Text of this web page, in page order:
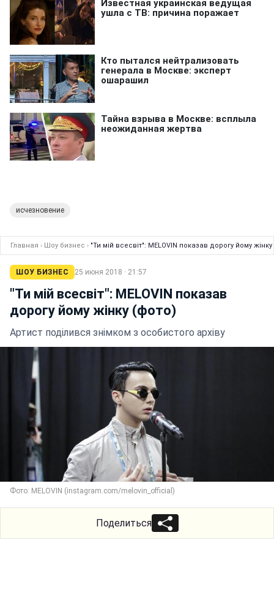
исчезновение
Главная › Шоу бизнес › "Ти мій всесвіт": MELOVIN показав дорогу йому
ШОУ БИЗНЕС 25 июня 2018 · 21:57
"Ти мій всесвіт": MELOVIN показав
дорогу йому жінку (фото)
Артист поділився знімком з особистого архіву
Фото: MELOVIN (instagram.com/melovin_official)
Поделиться